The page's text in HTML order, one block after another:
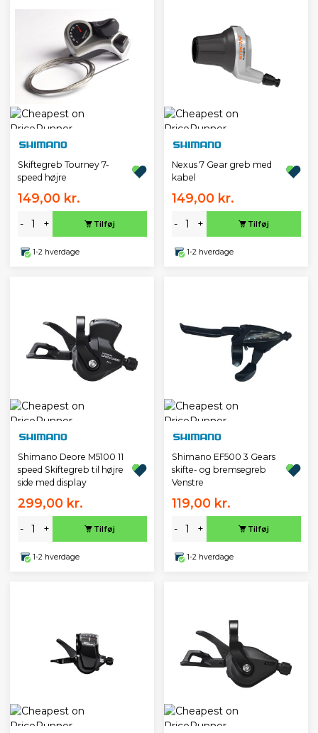
Skiftegreb Tourney 7-
speed højre
149,00 kr.
- + Tilføj
1-2 hverdage
Nexus 7 Gear greb med
kabel
149,00 kr.
- + Tilføj
1-2 hverdage
Shimano Deore M5100 11
speed Skiftegreb til højre
side med display
299,00 kr.
- + Tilføj
1-2 hverdage
Shimano EF500 3 Gears
skifte- og bremsegreb
Venstre
119,00 kr.
- + Tilføj
1-2 hverdage